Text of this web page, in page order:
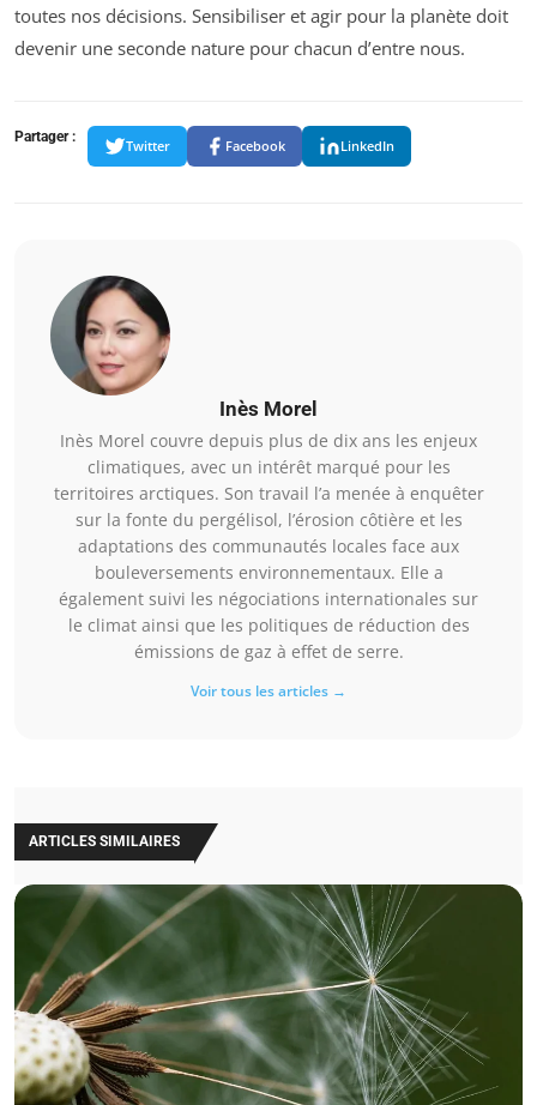
toutes nos décisions. Sensibiliser et agir pour la planète doit
devenir une seconde nature pour chacun d’entre nous.
Partager :
Twitter Facebook LinkedIn
Inès Morel
Inès Morel couvre depuis plus de dix ans les enjeux
climatiques, avec un intérêt marqué pour les
territoires arctiques. Son travail l’a menée à enquêter
sur la fonte du pergélisol, l’érosion côtière et les
adaptations des communautés locales face aux
bouleversements environnementaux. Elle a
également suivi les négociations internationales sur
le climat ainsi que les politiques de réduction des
émissions de gaz à effet de serre.
Voir tous les articles →
ARTICLES SIMILAIRES